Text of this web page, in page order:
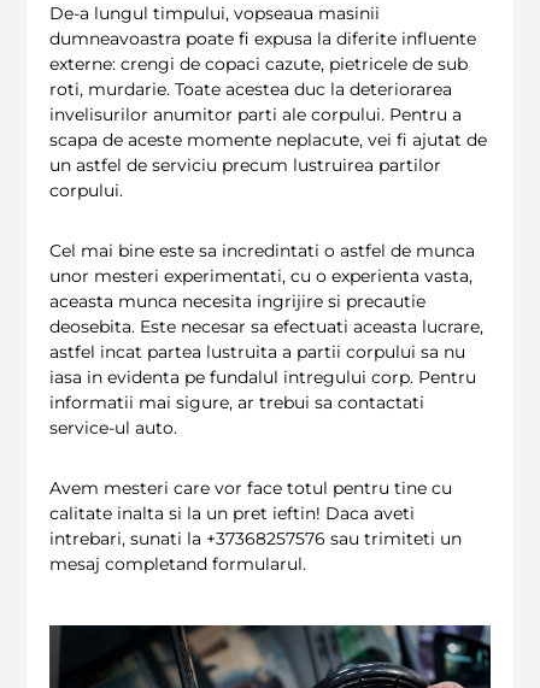
De-a lungul timpului, vopseaua masinii
dumneavoastra poate fi expusa la diferite influente
externe: crengi de copaci cazute, pietricele de sub
roti, murdarie. Toate acestea duc la deteriorarea
invelisurilor anumitor parti ale corpului. Pentru a
scapa de aceste momente neplacute, vei fi ajutat de
un astfel de serviciu precum lustruirea partilor
corpului.
Cel mai bine este sa incredintati o astfel de munca
unor mesteri experimentati, cu o experienta vasta,
aceasta munca necesita ingrijire si precautie
deosebita. Este necesar sa efectuati aceasta lucrare,
astfel incat partea lustruita a partii corpului sa nu
iasa in evidenta pe fundalul intregului corp. Pentru
informatii mai sigure, ar trebui sa contactati
service-ul auto.
Avem mesteri care vor face totul pentru tine cu
calitate inalta si la un pret ieftin! Daca aveti
intrebari, sunati la +37368257576 sau trimiteti un
mesaj completand formularul.